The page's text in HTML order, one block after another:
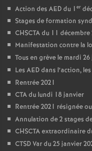
Action des AED du 1 er
Stages de formation
CHSCTA du 11 décembre
Manifestation contre la
Tous en grève le mardi
Les AED dans l’action,
Rentrée 2021
CTA du lundi 18 janvier
Rentrée 2021 résignée
Annulation de 2 stages
CHSCTA extraordinaire
CTSD Var du 25 janvier